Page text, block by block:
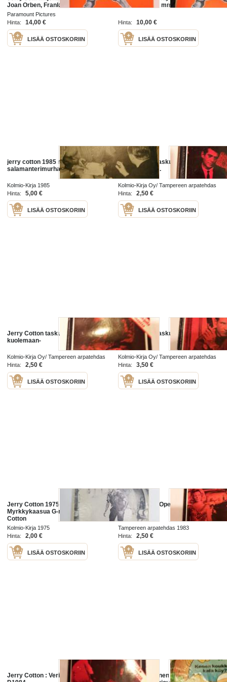
Joan Orben, Frank Tashlin
Paramount Pictures
Hinta:
14,00 €
LISÄÄ OSTOSKORIIN
elokuvajuliste, mm. Jerry Lewis,
Weston, Jesse White, Mae Questel
Hinta: 10,00 €
LISÄÄ OSTOSKORIIN
jerry cotton 1985 nr 3
salamanterimurhat
Kolmio-Kirja 1985
Hinta:
5,00 €
LISÄÄ OSTOSKORIIN
Jerry Cotton taskukirja: Ei ruumiita
tyttökauppaan.
Kolmio-Kirja Oy/ Tampereen arpatehdas
1981
Hinta: 2,50 €
LISÄÄ OSTOSKORIIN
Jerry Cotton taskukirja: Liian nuori
kuolemaan-
Kolmio-Kirja Oy/ Tampereen arpatehdas
1982
Hinta: 2,50 €
LISÄÄ OSTOSKORIIN
Jerry Cotton taskukirja : Kuolema
kuvaruudussa
Kolmio-Kirja Oy/ Tampereen arpatehdas
1982
Hinta: 3,50 €
LISÄÄ OSTOSKORIIN
Jerry Cotton 1975 nr 16
Myrkkykaasua G-mies Jerry
Cotton
Kolmio-Kirja 1975
Hinta:
2,00 €
LISÄÄ OSTOSKORIIN
Jerry Cotton / Operaatio kivikasvo
n:o 11. P.1983
Tampereen arpatehdas 1983
Hinta:
2,50 €
LISÄÄ OSTOSKORIIN
Jerry Cotton : Verikätiset enkelit.
tom & jerry.kenen koukkuun kala